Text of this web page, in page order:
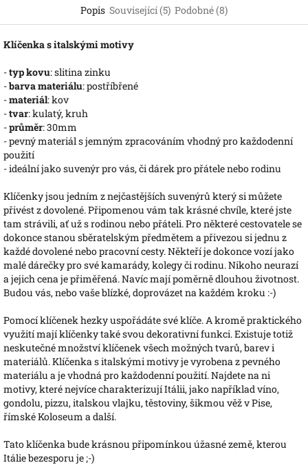
Popis Související (5) Podobné (8)
Klíčenka s italskými motivy
-typ kovu: slitina zinku
-barva materiálu: postříbřené
-materiál: kov
-tvar: kulatý, kruh
-průměr: 30mm
- pevný materiál s jemným zpracováním vhodný pro každodenní
použití
- ideální jako suvenýr pro vás, či dárek pro přátele nebo rodinu
Klíčenky jsou jedním z nejčastějších suvenýrů který si můžete
přivést z dovolené. Připomenou vám tak krásné chvíle, které jste
tam strávili, ať už s rodinou nebo přáteli. Pro některé cestovatele se
dokonce stanou sběratelským předmětem a přivezou si jednu z
každé dovolené nebo pracovní cesty. Někteří je dokonce vozí jako
malé dárečky pro své kamarády, kolegy či rodinu. Nikoho neurazí
a jejich cena je přiměřená. Navíc mají poměrně dlouhou životnost.
Budou vás, nebo vaše blízké, doprovázet na každém kroku :-)
Pomocí klíčenek hezky uspořádáte své klíče. A kromě praktického
využití mají klíčenky také svou dekorativní funkci. Existuje totiž
neskutečné množství klíčenek všech možných tvarů, barev i
materiálů. Klíčenka s italskými motivy je vyrobena z pevného
materiálu a je vhodná pro každodenní použití. Najdete na ni
motivy, které nejvíce charakterizují Itálii, jako například víno,
gondolu, pizzu, italskou vlajku, těstoviny, šikmou věž v Pise,
římské Koloseum a další.
Tato klíčenka bude krásnou připomínkou úžasné země, kterou
Itálie bezesporu je ;-)